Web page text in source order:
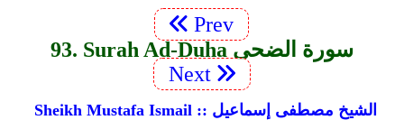
Prev
93. Surah Ad-Duha سورة الضحى
Next
Sheikh Mustafa Ismail :: الشيخ مصطفى إسماعيل